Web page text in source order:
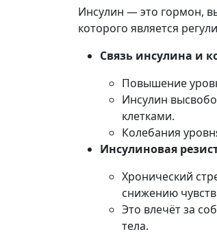
Инсулин — это гормон,
которого является
Связь инсулина и
Повышение
Инсулин
клетками.
Колебания
Инсулиновая
Хронический
снижению
Это влечёт за
тела.